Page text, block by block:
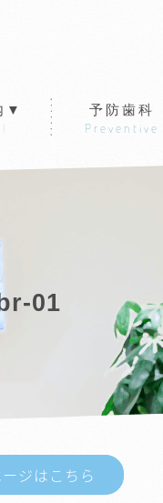
▼ 予防歯科
Preventive
01
ジはこちら